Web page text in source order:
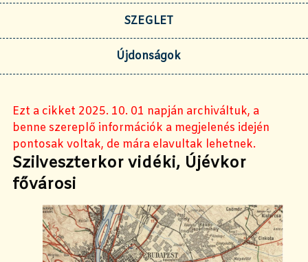
SZEGLET
Újdonságok
Ezt a cikket 2025. 10. 01 napján archiváltuk, a
benne szereplő információk a megjelenés idején
pontosak voltak, de mára elavultak lehetnek.
Szilveszterkor vidéki, Újévkor
fővárosi